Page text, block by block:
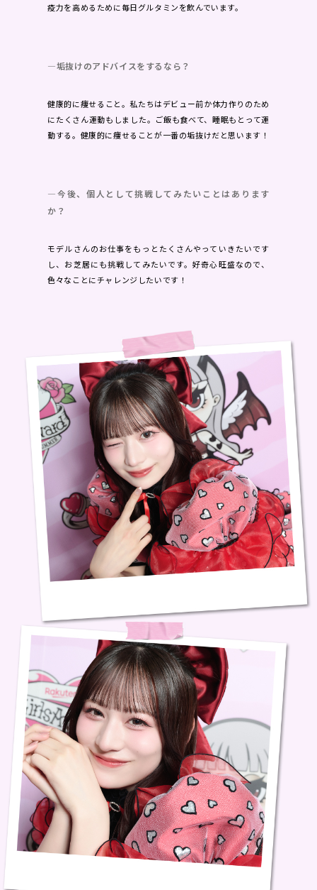
疫力を高めるために毎日グルタミンを飲んでいます。
―垢抜けのアドバイスをするなら？
健康的に痩せること。私たちはデビュー前か体力作りのため
にたくさん運動もしました。ご飯も食べて、睡眠もとって運
動する。健康的に痩せることが一番の垢抜けだと思います！
―今後、個人として挑戦してみたいことはあります
か？
モデルさんのお仕事をもっとたくさんやっていきたいです
し、お芝居にも挑戦してみたいです。好奇心旺盛なので、
色々なことにチャレンジしたいです！